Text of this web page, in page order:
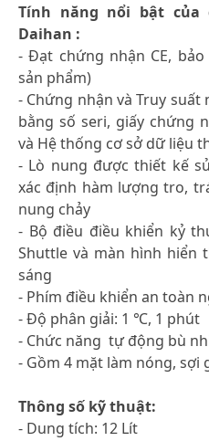
Tính năng nổi bật của
Daihan :
- Đạt chứng nhận CE,
sản phẩm)
- Chứng nhận và Truy
bằng số seri, giấy chứng
và Hệ thống cơ sở dữ liệu
- Lò nung được thiết kế
xác định hàm lượng tro,
nung chảy
- Bộ điều điều khiển kỷ
Shuttle và màn hình hiển
sáng
- Phím điều khiển an toàn
- Độ phân giải: 1 ℃, 1 phút
- Chức năng tự động bù
- Gồm 4 mặt làm nóng, sợi
Thông số kỹ thuật:
- Dung tích: 12 Lít